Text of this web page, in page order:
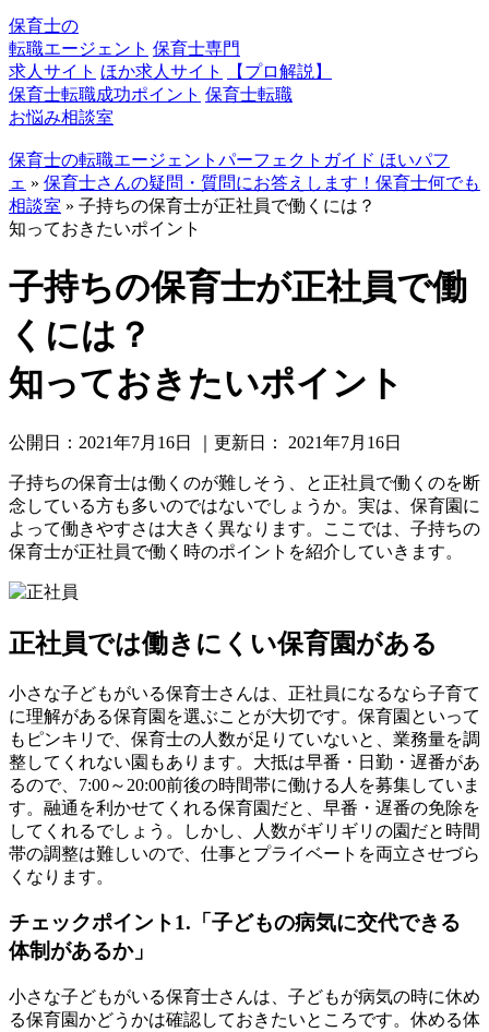
保育士の
転職エージェント 保育士専門
求人サイト ほか求人サイト
【プロ解説】
保育士転職成功ポイント 保育士転職
お悩み相談室
保育士の転職エージェントパーフェクトガイド ほいパフ
ェ » 保育士さんの疑問・質問にお答えします！保育士何でも
相談室 » 子持ちの保育士が正社員で働くには？
知っておきたいポイント
子持ちの保育士が正社員で働
くには？
知っておきたいポイント
公開日： 2021年7月16日 ｜更新日： 2021年7月16日
子持ちの保育士は働くのが難しそう、と正社員で働くのを断
念している方も多いのではないでしょうか。実は、保育園に
よって働きやすさは大きく異なります。ここでは、子持ちの
保育士が正社員で働く時のポイントを紹介していきます。
正社員では働きにくい保育園がある
小さな子どもがいる保育士さんは、正社員になるなら子育て
に理解がある保育園を選ぶことが大切です。保育園といって
もピンキリで、保育士の人数が足りていないと、業務量を調
整してくれない園もあります。大抵は早番・日勤・遅番があ
るので、7:00～20:00前後の時間帯に働ける人を募集していま
す。融通を利かせてくれる保育園だと、早番・遅番の免除を
してくれるでしょう。しかし、人数がギリギリの園だと時間
帯の調整は難しいので、仕事とプライベートを両立させづら
くなります。
チェックポイント1.「子どもの病気に交代できる
体制があるか」
小さな子どもがいる保育士さんは、子どもが病気の時に休め
る保育園かどうかは確認しておきたいところです。休める体